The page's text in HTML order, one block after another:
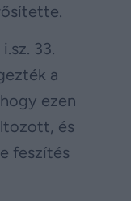
33.
a
ezen
és
feszítés